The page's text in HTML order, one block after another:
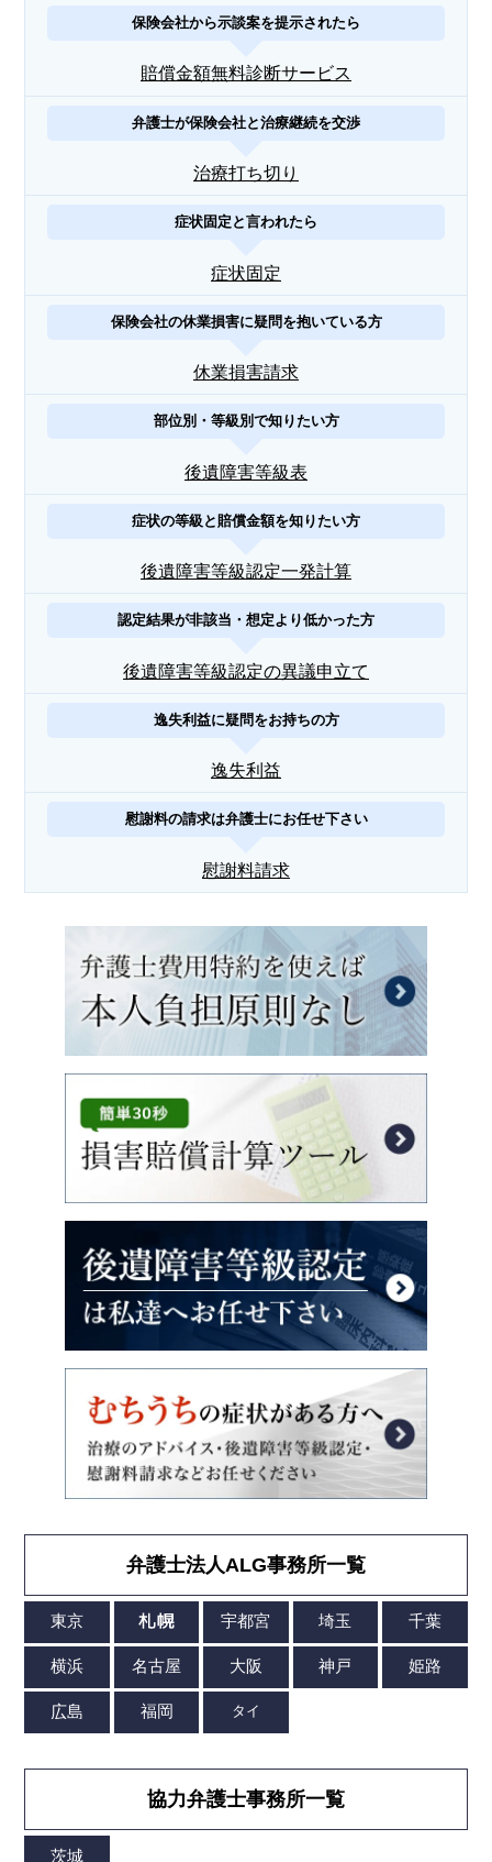
保険会社から示談案を提示されたら
賠償金額無料診断サービス
弁護士が保険会社と治療継続を交渉
治療打ち切り
症状固定と言われたら
症状固定
保険会社の休業損害に疑問を抱いている方
休業損害請求
部位別・等級別で知りたい方
後遺障害等級表
症状の等級と賠償金額を知りたい方
後遺障害等級認定一発計算
認定結果が非該当・想定より低かった方
後遺障害等級認定の異議申立て
逸失利益に疑問をお持ちの方
逸失利益
慰謝料の請求は弁護士にお任せ下さい
慰謝料請求
弁護士法人ALG事務所一覧
協力弁護士事務所一覧